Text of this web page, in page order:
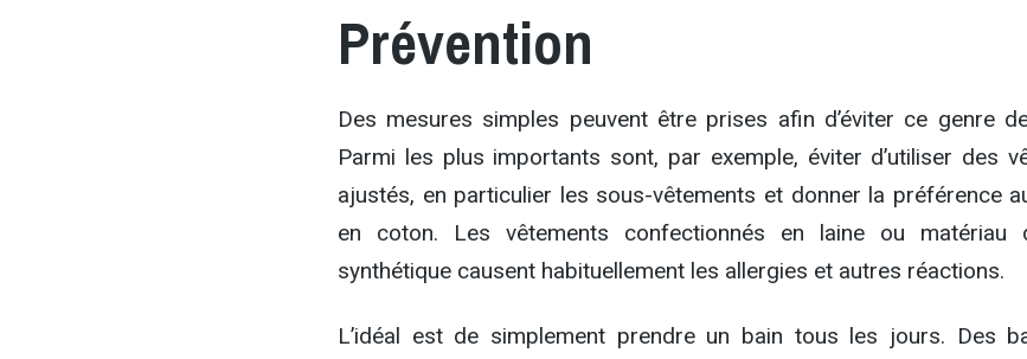
Prévention
Des mesures simples peuvent être prises afin d’éviter ce genre
Parmi les plus importants sont, par exemple, éviter d’utiliser des
ajustés, en particulier les sous-vêtements et donner la préférence
en coton. Les vêtements confectionnés en laine ou matériau
synthétique causent habituellement les allergies et autres réactions.
L’idéal est de simplement prendre un bain tous les jours. Des